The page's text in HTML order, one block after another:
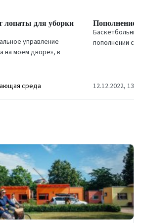
лопаты для уборки
управление
на моем дворе», в
среда
Пополнение
пополнении
12.12.2022, 13:38